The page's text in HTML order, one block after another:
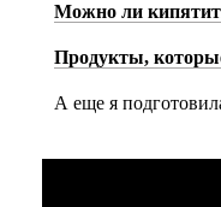
Можно ли
Продукты,
А еще я